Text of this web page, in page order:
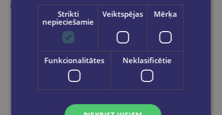
Ieskaties, varbūt noder
Strikti
nepieciešamie
Veiktspējas Mērķa
Funkcionalitātes Neklasificētie